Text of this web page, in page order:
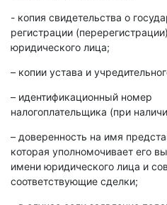
- копия свидетельства о
регистрации (перерегистрации)
юридического лица;
– копии устава и
– идентификационный номер
налогоплательщика (при
– доверенность на имя
которая уполномочивает его
имени юридического лица и
соответствующие сделки;